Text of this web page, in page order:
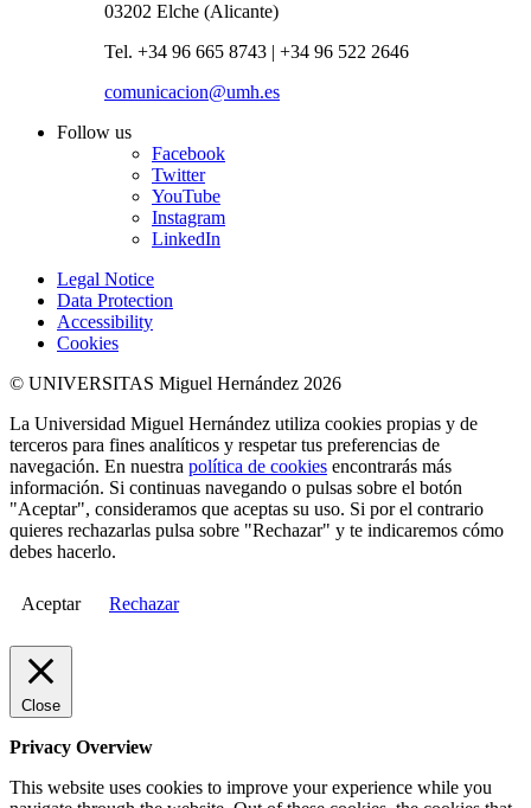
03202 Elche (Alicante)
Tel. +34 96 665 8743 | +34 96 522 2646
comunicacion@umh.es
Follow us
Facebook
Twitter
YouTube
Instagram
LinkedIn
Legal Notice
Data Protection
Accessibility
Cookies
© UNIVERSITAS Miguel Hernández 2026
La Universidad Miguel Hernández utiliza cookies propias y de
terceros para fines analíticos y respetar tus preferencias de
navegación. En nuestra política de cookies encontrarás más
información. Si continuas navegando o pulsas sobre el botón
"Aceptar", consideramos que aceptas su uso. Si por el contrario
quieres rechazarlas pulsa sobre "Rechazar" y te indicaremos cómo
debes hacerlo.
Aceptar Rechazar
Close
Privacy Overview
This website uses cookies to improve your experience while you